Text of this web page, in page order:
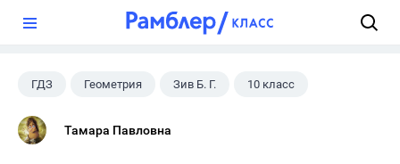
ГДЗ Геометрия Зив Б. Г. 10 класс
Тамара Павловна